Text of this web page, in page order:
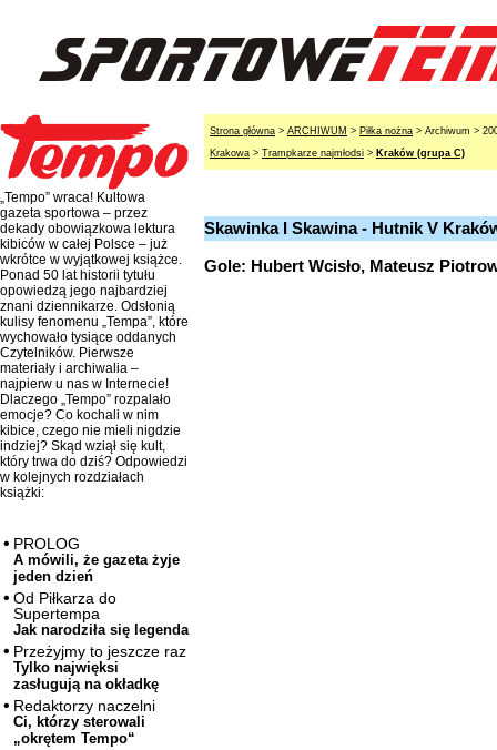
„Tempo” wraca! Kultowa
gazeta sportowa – przez
dekady obowiązkowa lektura
kibiców w całej Polsce – już
wkrótce w wyjątkowej książce.
Ponad 50 lat historii tytułu
opowiedzą jego najbardziej
znani dziennikarze. Odsłonią
kulisy fenomenu „Tempa”, które
wychowało tysiące oddanych
Czytelników. Pierwsze
materiały i archiwalia –
najpierw u nas w Internecie!
Dlaczego „Tempo” rozpalało
emocje? Co kochali w nim
kibice, czego nie mieli nigdzie
indziej? Skąd wziął się kult,
który trwa do dziś? Odpowiedzi
w kolejnych rozdziałach
książki:
PROLOG
A mówili, że gazeta żyje
jeden dzień
Od Piłkarza do
Supertempa
Jak narodziła się legenda
Przeżyjmy to jeszcze raz
Tylko najwięksi
zasługują na okładkę
Redaktorzy naczelni
Ci, którzy sterowali
„okrętem Tempo“
Strona główna > ARCHIWUM > Piłka nożna > Archiwum >
Krakowa > Trampkarze najmłodsi > Kraków (grupa C)
Skawinka I Skawina - Hutnik V
Gole: Hubert Wcisło, Mateusz